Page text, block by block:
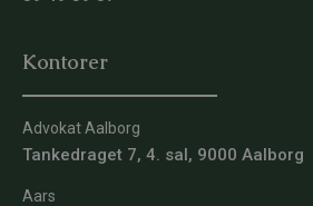
Kontorer
Advokat Aalborg
Tankedraget 7, 4. sal, 9000 Aalborg
Aars